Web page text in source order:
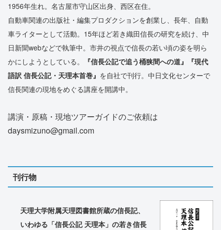
1956年生れ。名古屋市守山区出身、西区在住。
自動車関連の出版社・編集プロダクションを創業し、長年、自動
車ライターとして活動。15年ほど若き織田信長の研究を続け、中
日新聞webなどで執筆中。市井の視点で信長の若い頃の姿を明ら
かにしようとしている。
『信長公記で追う桶狭間への道』『現代
語訳 信長公記・天理本首巻』 を自社で刊行。中日文化センターで
信長関連の現地をめぐる講座を開講中。
講演・原稿・現地ツアーガイドのご依頼は
daysmizuno@gmail.com
刊行物
天理大学附属天理図書館所蔵の信長記、
いわゆる「信長公記 天理本」の若き信長